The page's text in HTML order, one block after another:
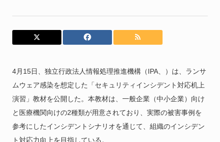
4月15日、独立行政法人情報処理推進機構（IPA、）は、ランサ
ムウェア感染を想定した「セキュリティインシデント対応机上
演習」教材を公開した。本教材は、一般企業（中小企業）向け
と医療機関向けの2種類が用意されており、実際の被害事例を
参考にしたインシデントシナリオを通じて、組織のインシデン
ト対応力向上を目指している。